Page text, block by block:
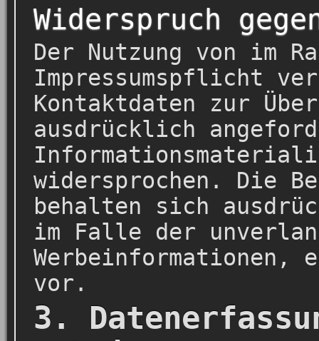
Widerspruch
Der Nutzung von im
Impressumspflicht
Kontaktdaten zur
ausdrücklich
widersprochen. Die
behalten sich
im Falle der
Werbeinformationen,
vor.
3.